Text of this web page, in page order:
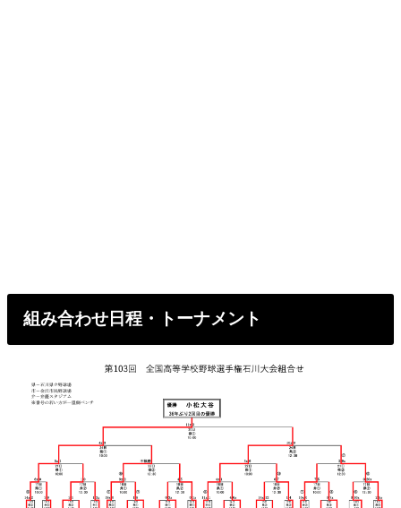
組み合わせ日程・トーナメント